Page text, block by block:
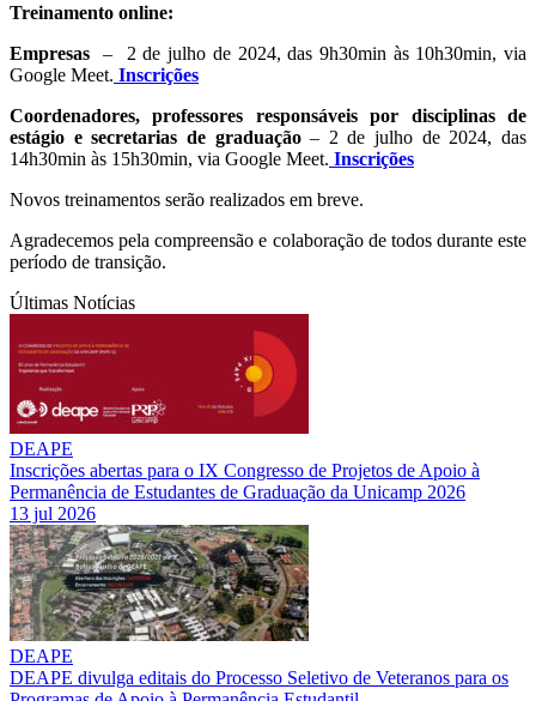
Treinamento online:
Empresas – 2 de julho de 2024, das 9h30min às 10h30min, via
Google Meet. Inscrições
Coordenadores, professores responsáveis por disciplinas de
estágio e secretarias de graduação– 2 de julho de 2024, das
14h30min às 15h30min, via Google Meet. Inscrições
Novos treinamentos serão realizados em breve.
Agradecemos pela compreensão e colaboração de todos durante este
período de transição.
Últimas Notícias
DEAPE
Inscrições abertas para o IX Congresso de Projetos de Apoio à
Permanência de Estudantes de Graduação da Unicamp 2026
13 jul 2026
DEAPE
DEAPE divulga editais do Processo Seletivo de Veteranos para os